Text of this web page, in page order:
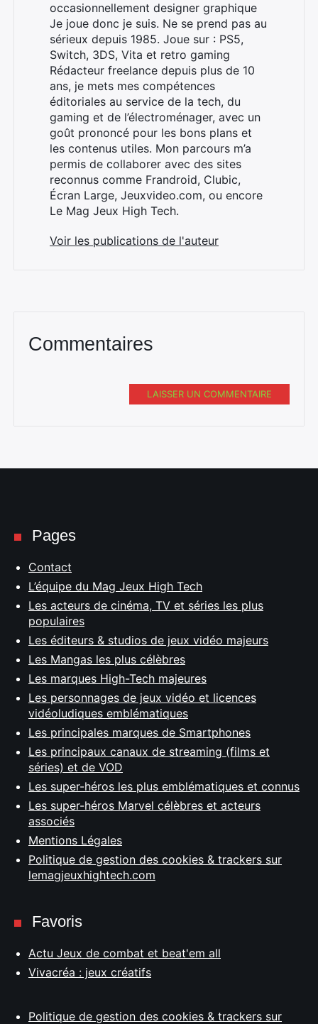
occasionnellement designer graphique
Je joue donc je suis. Ne se prend pas au
sérieux depuis 1985. Joue sur : PS5,
Switch, 3DS, Vita et retro gaming
Rédacteur freelance depuis plus de 10
ans, je mets mes compétences
éditoriales au service de la tech, du
gaming et de l’électroménager, avec un
goût prononcé pour les bons plans et
les contenus utiles. Mon parcours m’a
permis de collaborer avec des sites
reconnus comme Frandroid, Clubic,
Écran Large, Jeuxvideo.com, ou encore
Le Mag Jeux High Tech.
Voir les publications de l'auteur
Commentaires
LAISSER UN COMMENTAIRE
Pages
Contact
L’équipe du Mag Jeux High Tech
Les acteurs de cinéma, TV et séries les plus
populaires
Les éditeurs & studios de jeux vidéo majeurs
Les Mangas les plus célèbres
Les marques High-Tech majeures
Les personnages de jeux vidéo et licences
vidéoludiques emblématiques
Les principales marques de Smartphones
Les principaux canaux de streaming (films et
séries) et de VOD
Les super-héros les plus emblématiques et connus
Les super-héros Marvel célèbres et acteurs
associés
Mentions Légales
Politique de gestion des cookies & trackers sur
lemagjeuxhightech.com
Favoris
Actu Jeux de combat et beat'em all
Vivacréa : jeux créatifs
Politique de gestion des cookies & trackers sur
Rechercher